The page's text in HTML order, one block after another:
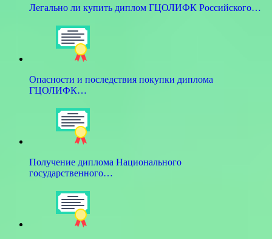
Легально ли купить диплом ГЦОЛИФК Российского…
Опасности и последствия покупки диплома
ГЦОЛИФК…
Получение диплома Национального
государственного…